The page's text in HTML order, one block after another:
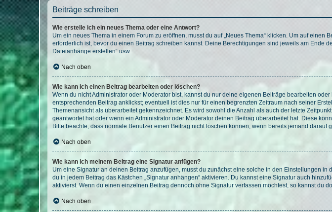
Beiträge schreiben
Wie erstelle ich ein neues Thema oder eine Antwort?
Um ein neues Thema in einem Forum zu eröffnen, musst du auf „Neues Thema“ klicken. Um auf
erforderlich ist, bevor du einen Beitrag schreiben kannst. Deine Berechtigungen sind jeweils am Ende
Dateianhänge erstellen“ usw.
Nach oben
Wie kann ich einen Beitrag bearbeiten oder löschen?
Wenn du nicht Administrator oder Moderator bist, kannst du nur deine eigenen Beiträge bearbeiten
entsprechenden Beitrag anklickst; eventuell ist dies nur für einen begrenzten Zeitraum nach seiner
Themenansicht als überarbeitet gekennzeichnet. Es wird sowohl die Anzahl als auch der letzte
geantwortet hat oder wenn ein Administrator oder Moderator deinen Beitrag überarbeitet hat. Diese
Bitte beachte, dass normale Benutzer einen Beitrag nicht löschen können, wenn bereits jemand darauf
Nach oben
Wie kann ich meinem Beitrag eine Signatur anfügen?
Um eine Signatur an deinen Beitrag anzufügen, musst du zunächst eine solche in den Einstellungen
du in jedem Beitrag das Kästchen „Signatur anhängen“ aktivieren. Du kannst eine Signatur auch
aktivierst. Wenn du einen einzelnen Beitrag dennoch ohne Signatur verfassen möchtest, so kannst du
Nach oben